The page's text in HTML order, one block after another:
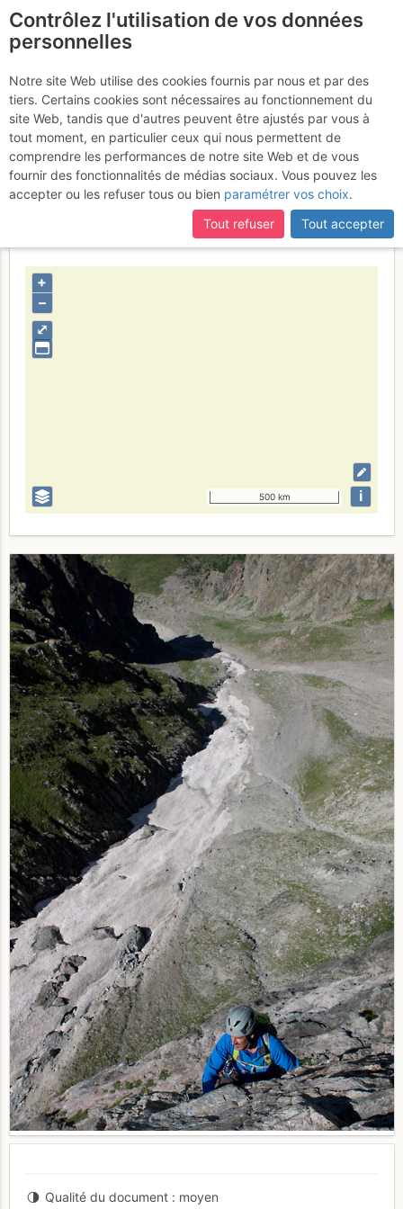
Pointe des Arcas
Contributeur
RAFA
Type d'image (licence)
individuel (CC by-nc-nd)
Catégories
action
Nom du fichier
1351060568_286259780.jpg
⤢
+
–
500 km i
Qualité du document
moyen
Contrôlez l'utilisation de vos données
personnelles
Notre site Web utilise des cookies fournis par nous et par des
tiers. Certains cookies sont nécessaires au fonctionnement du
site Web, tandis que d'autres peuvent être ajustés par vous à
tout moment, en particulier ceux qui nous permettent de
comprendre les performances de notre site Web et de vous
fournir des fonctionnalités de médias sociaux. Vous pouvez les
accepter ou les refuser tous ou bien paramétrer vos choix.
Tout refuser
Tout accepter